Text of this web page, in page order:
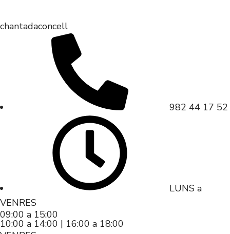
chantadaconcell
982 44 17 52
LUNS a
VENRES
09:00 a 15:00
10:00 a 14:00 | 16:00 a 18:00